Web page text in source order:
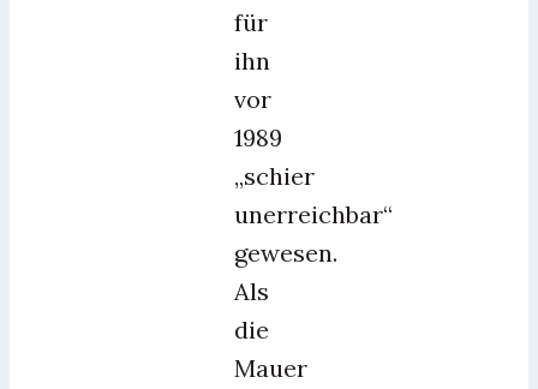
für
ihn
vor
1989
„schier
unerreichbar“
gewesen.
Als
die
Mauer